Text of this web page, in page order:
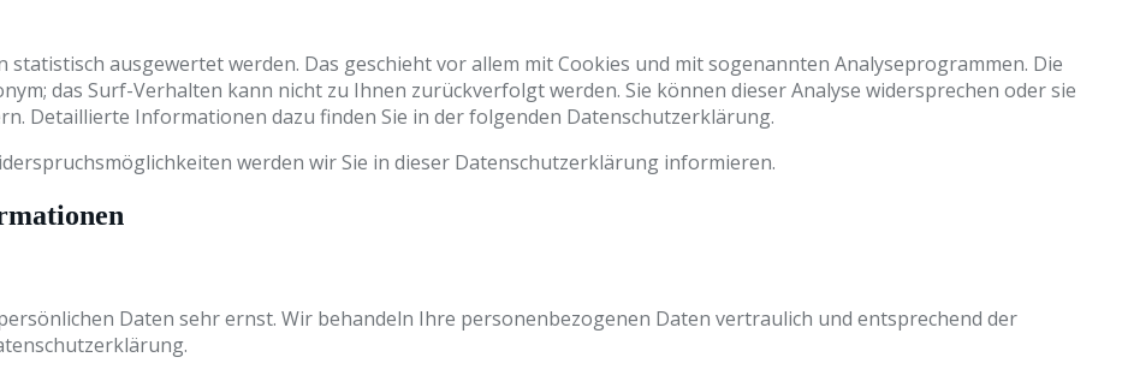
ausgewertet werden. Das geschieht vor allem mit Cookies und mit sogenannten Analyseprogrammen. Die
das Surf-Verhalten kann nicht zu Ihnen zurückverfolgt werden. Sie können dieser Analyse widersprechen oder sie
Detaillierte Informationen dazu finden Sie in der folgenden Datenschutzerklärung.
werden wir Sie in dieser Datenschutzerklärung informieren.
Daten sehr ernst. Wir behandeln Ihre personenbezogenen Daten vertraulich und entsprechend der